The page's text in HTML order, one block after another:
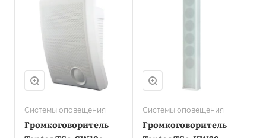
Системы оповещения
Громкоговоритель
Системы оповещения
Громкоговоритель